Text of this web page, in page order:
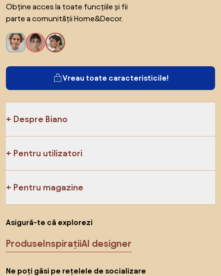
Obține acces la toate funcțiile și fii
parte a comunității Home&Decor.
Vreau toate caracteristicile!
Despre Biano
Pentru utilizatori
Pentru magazine
Asigură-te că explorezi
ProduseInspirațiiAI designer
Ne poți găsi pe rețelele de socializare